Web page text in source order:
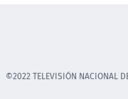
©2022 TELEVISIÓN NACIONAL